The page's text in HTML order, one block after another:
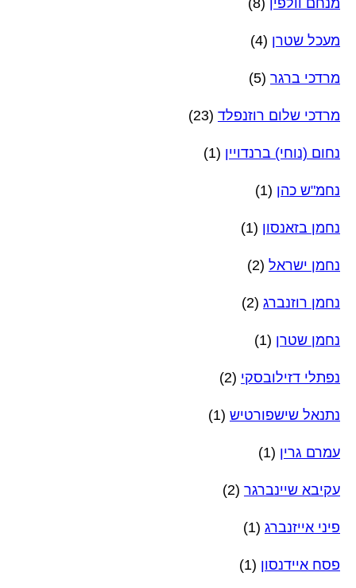
מנחם וולפין (8)
מעכל שטרן (4)
מרדכי ברגר (5)
מרדכי שלום רוזנפלד (23)
נחום (נוחי) ברנדויין (1)
נחמ"ש כהן (1)
נחמן בזאנסון (1)
נחמן ישראל (2)
נחמן רוזנברג (2)
נחמן שטרן (1)
נפתלי דזילובסקי (2)
נתנאל שישפורטיש (1)
עמרם גרין (1)
עקיבא שיינברגר (2)
פיני אייזנברג (1)
פסח איידנסון (1)